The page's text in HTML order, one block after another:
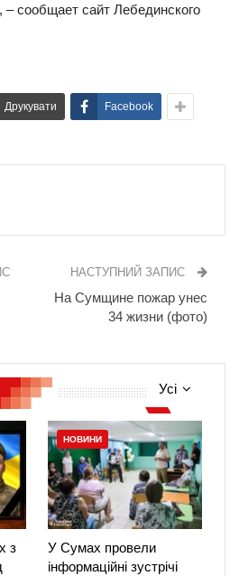
– сообщает сайт Лебединского
Друкувати Facebook
НАСТУПНИЙ ЗАПИС
На Сумщине пожар унес
34 жизни (фото)
Усі
з
НОВИНИ
У Сумах провели
інформаційні зустрічі